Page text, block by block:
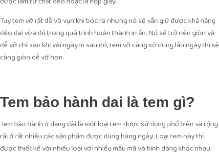
Tuy tem vỡ rất dễ vỡ vụn khi bóc ra nhưng nó sẽ vẫn giữ được khả năng
dẻo dai vừa đủ trong quá trình hoàn thành in ấn. Nó sẽ trở nên giòn và
dễ vỡ chỉ sau khi vài ngày in sau đó, tem vỡ càng sử dụng lâu ngày thì sẽ
càng giòn dễ vỡ hơn.
Tem bảo hành dai là tem gì?
Tem bảo hành ở dạng dài là một loại tem được sử dụng phổ biến và rộng
rãi ở rất nhiều các sản phẩm được dùng hàng ngày. Loại tem này thì